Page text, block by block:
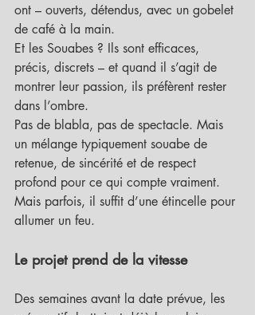
ont – ouverts, détendus, avec un gobelet
de café à la main.
Et les Souabes ? Ils sont efficaces,
précis, discrets – et quand il s’agit de
montrer leur passion, ils préfèrent rester
dans l’ombre.
Pas de blabla, pas de spectacle. Mais
un mélange typiquement souabe de
retenue, de sincérité et de respect
profond pour ce qui compte vraiment.
Mais parfois, il suffit d’une étincelle pour
allumer un feu.
Le projet prend de la vitesse
Des semaines avant la date prévue, les